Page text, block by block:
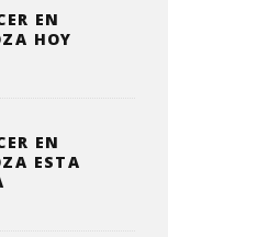
EN
HOY
EN
ESTA